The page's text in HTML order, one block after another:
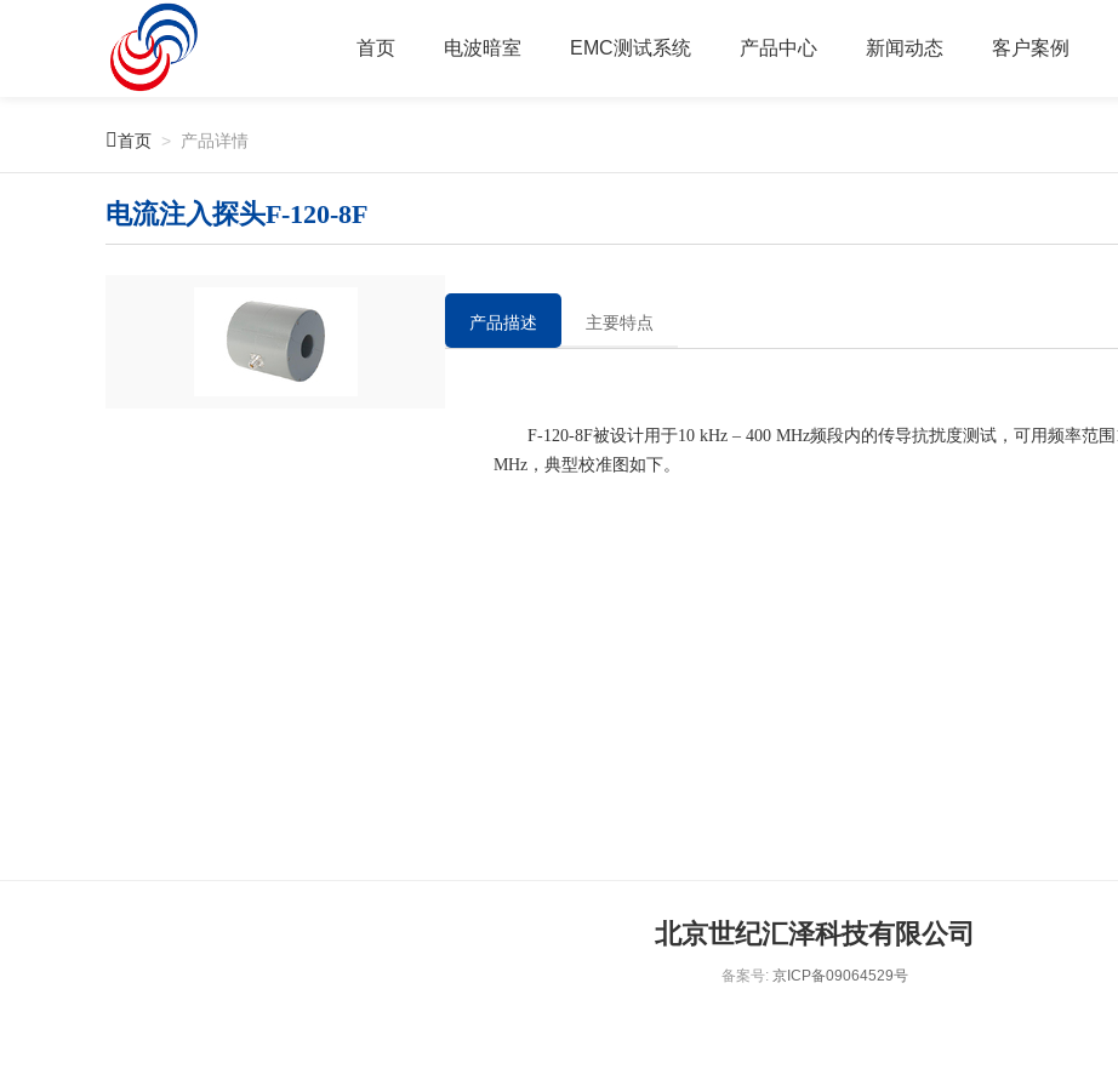
首页 电波暗室 EMC测试系统 产品中心 新闻动态 客户案例
首页 > 产品详情
电流注入探头F-120-8F
产品描述 主要特点
F-120-8F被设计用于10 kHz – 400 MHz频段内的传导抗扰度测试，可用频率范围
MHz，典型校准图如下。
北京世纪汇泽科技有限公司
备案号: 京ICP备09064529号